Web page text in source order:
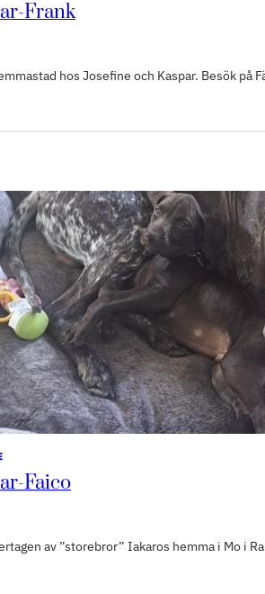
Frank
hos Josefine och Kaspar. Besök på
Faico
av ”storebror” Iakaros hemma i Mo i